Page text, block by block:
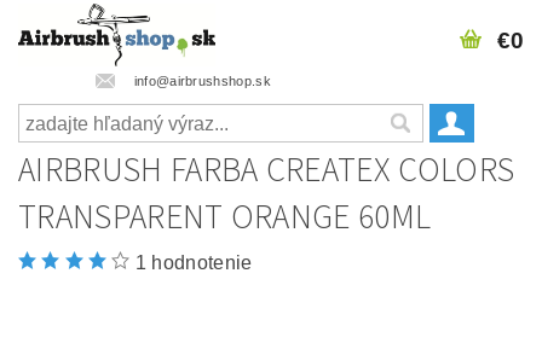
info@airbrushshop.sk
€0
AIRBRUSH FARBA CREATEX COLORS
TRANSPARENT ORANGE 60ML
1 hodnotenie